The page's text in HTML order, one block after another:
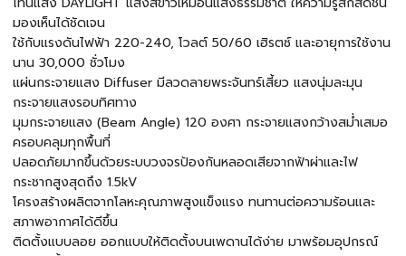
มองเห็นได้ชัดเจน
ใช้กับแรงดันไฟฟ้า 220-240, โวลต์ 50/60 เฮิรตซ์ และอายุการใช้งาน
นาน 30,000 ชั่วโมง
แผ่นกระจายแสง Diffuser มีลวดลายพระจันทร์เสี้ยว แสงนุ่มละมุน
กระจายแสงรอบทิศทาง
มุมกระจายแสง (Beam Angle) 120 องศา กระจายแสงกว้างสม่ำเสมอ
ครอบคลุมทุกพื้นที่
ปลอดภัยมากขึ้นด้วยระบบวงจรป้องกันหลอดเสียจากฟ้าผ่าและไฟ
กระชากสูงสุดถึง 1.5kV
โครงสร้างผลิตจากโลหะคุณภาพสูงแข็งแรง ทนทานต่อความร้อนและ
สภาพอากาศได้ดีขึ้น
ติดตั้งแบบลอย ออกแบบให้ติดตั้งบนเพดานได้ง่าย มาพร้อมอุปกรณ์